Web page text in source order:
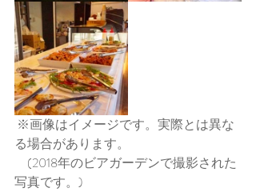
る場合があります。
(2018年のビアガーデンで撮影された
写真です。)